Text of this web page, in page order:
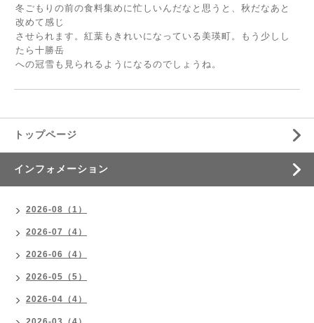
冬ごもりの前の食料集めに忙しいんだなと思うと、秋だなあと
改めて感じ
させられます。紅葉もきれいになっている美瑛町。もう少しし
たら十勝岳
への冠雪も見られるようになるのでしょうね。
トップページ
インフォメーション
2026-08（1）
2026-07（4）
2026-06（4）
2026-05（5）
2026-04（4）